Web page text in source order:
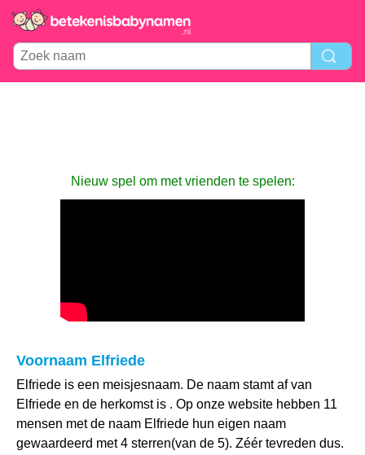
Nieuw spel om met vrienden te spelen:
Voornaam Elfriede
Elfriede is een meisjesnaam. De naam stamt af van
Elfriede en de herkomst is . Op onze website hebben 11
mensen met de naam Elfriede hun eigen naam
gewaardeerd met 4 sterren(van de 5). Zéér tevreden dus.